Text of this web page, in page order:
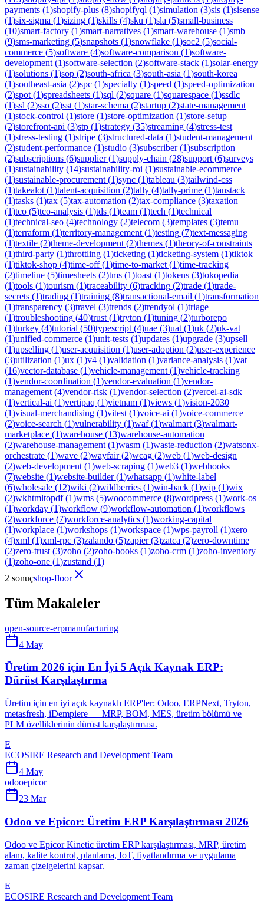
payments (1)shopify-plus (8)shopifyql (1)simulation (3)sis (1)sisense
(1)six-sigma (1)sizing (1)skills (4)sku (1)sla (5)small-business
(10)smart-factory (1)smart-narratives (1)smart-warehouse (1)smb
(9)sms-marketing (5)snapshots (1)snowflake (1)soc2 (5)social-
commerce (5)software (4)software-comparison (1)software-
development (1)software-selection (2)software-stack (1)solar-energy
(1)solutions (1)sop (2)south-africa (3)south-asia (1)south-korea
(1)southeast-asia (2)spc (1)specialty (1)speed (1)speed-optimization
(2)spot (1)spreadsheets (1)sql (2)square (1)squarespace (1)ssdlc
(1)ssl (2)sso (2)sst (1)star-schema (2)startup (2)state-management
(1)stock-control (1)store (1)store-optimization (1)store-setup
(2)storefront-api (3)stp (1)strategy (35)streaming (4)stress-test
(1)stress-testing (1)stripe (3)structured-data (1)student-management
(2)student-performance (1)studio (3)subscriber(1)subscription
(2)subscriptions (6)supplier(1)supply-chain (28)support (6)surveys
(1)sustainability (14)sustainability-roi (1)sustainable-ecommerce
(1)sustainable-procurement (1)sync (1)tableau (3)tailwind-css
(1)takealot (1)talent-acquisition (2)tally (4)tally-prime (1)tanstack
(1)tasks (1)tax (5)tax-automation (2)tax-compliance (3)taxation
(1)tco (5)tco-analysis (1)tds (1)team (1)tech (1)technical
(1)technical-seo (4)technology (2)telecom (3)templates (3)temu
(1)terraform (1)territory-management (1)testing (7)text-messaging
(1)textile (2)theme-development (2)themes (1)theory-of-constraints
(1)third-party (1)throttling (1)ticketing (1)ticketing-system (1)tiktok
(1)tiktok-shop (4)time-off(1)time-to-market (1)time-tracking
(2)timeline (5)timesheets (2)tms (1)toast (1)tokens (3)tokopedia
(1)tools (1)tourism (1)traceability (6)tracking (2)trade (1)trade-
secrets (1)trading (1)training (8)transactional-email (1)transformation
(1)transparency (3)travel (3)trends (2)trendyol (1)triage
(1)troubleshooting (40)trust (1)tryton (1)tuning (2)turborepo
(1)turkey (4)tutorial (50)typescript (4)uae (3)uat (1)uk (2)uk-vat
(1)unified-commerce (1)unit-tests (1)updates (1)upgrade (3)upsell
(1)upselling (1)user-acquisition (1)user-adoption (2)user-experience
(3)utilization (1)ux (1)v4 (1)validation (1)variance-analysis (1)vat
(16)vector-database (1)vehicle-management (1)vehicle-tracking
(1)vendor-coordination (1)vendor-evaluation (1)vendor-
management (4)vendor-risk (1)vendor-selection (2)vercel-ai-sdk
(1)vertical-ai (1)vertipaq (1)vietnam (1)views (1)vision-2030
(1)visual-merchandising (1)vitest (1)voice-ai (1)voice-commerce
(2)voice-search (1)vulnerability (1)waf(1)walmart (3)walmart-
marketplace (1)warehouse (13)warehouse-automation
(2)warehouse-management (1)wasm (1)waste-reduction (2)watsonx-
orchestrate (1)wave (2)wayfair(2)wcag (2)web (1)web-design
(2)web-development (1)web-scraping (1)web3 (1)webhooks
(7)website (1)website-builder(1)whatsapp (1)white-label
(6)wholesale (12)wiki (2)wildberries (1)win-back (1)wip (1)wix
(2)wkhtmltopdf(1)wms (5)woocommerce (8)wordpress (1)work-os
(1)workday (1)workflow (9)workflow-automation (1)workflows
(2)workforce (7)workforce-analytics (1)working-capital
(1)workplace (1)workshops (1)workspace (1)wps-payroll (1)xero
(4)xml (1)xml-rpc (3)zalando (5)zapier(3)zatca (2)zero-downtime
(2)zero-trust (3)zoho (2)zoho-books (1)zoho-crm (1)zoho-inventory
(1)zoho-one (1)zustand (1)
2 sonuçshop-floor
Tüm Makaleler
open-source-erpmanufacturing
4 May
Üretim 2026 için En İyi 5 Açık Kaynak ERP:
Dürüst Karşılaştırma
Üretim için en iyi açık kaynaklı ERP'ler: Odoo, ERPNext, Tryton,
metasfresh, iDempiere — MRP, BOM, MES, üretim bölümü ve
PLM özelliklerinin dürüst karşılaştırması.
E
ECOSIRE Research and Development Team
4 May
odooepicor
23 Mar
Odoo ve Epicor: Üretim ERP Karşılaştırması 2026
Odoo ve Epicor Kinetic üretim ERP karşılaştırması, MRP, üretim
alanı, kalite kontrol, planlama, IoT, fiyatlandırma ve uygulama
zaman çizelgelerini kapsar.
E
ECOSIRE Research and Development Team